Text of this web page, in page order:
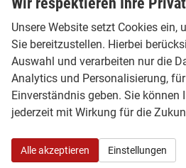
Kofferraumvolumen von etwa
bis zu rund 1.600 Liter erweitern
von rund 4,64 Metern bietet er
Reisen und Alltag.
Komfort, Technik &
Der Leon ST verfügt über
digitales Cockpit und zahlreiche
Funktionen wie
Unsere Website setzt Cookies ein,
Sie bereitzustellen. Hierbei
Auswahl und verarbeiten nur die
Analytics und Personalisierung,
Einverständnis geben. Sie können
jederzeit mit Wirkung für die
Alle akzeptieren Einstellungen